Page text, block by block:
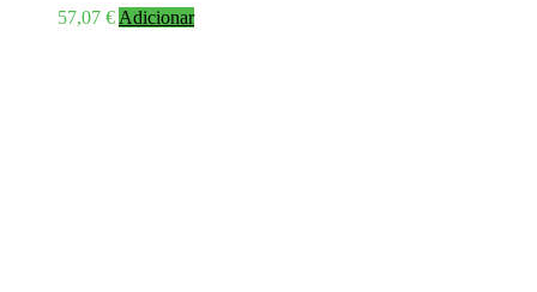
57,07 € Adicionar